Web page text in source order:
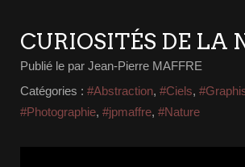
CURIOSITÉS DE LA
Publié le par Jean-Pierre MAFFRE
Catégories : #Abstraction, #Ciels,
#Photographie, #jpmaffre, #Nature